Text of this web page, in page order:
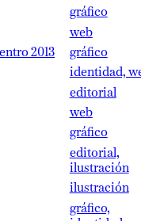
gráfico
web
2013
gráfico
identidad,
editorial
web
gráfico
editorial,
ilustración
ilustración
gráfico,